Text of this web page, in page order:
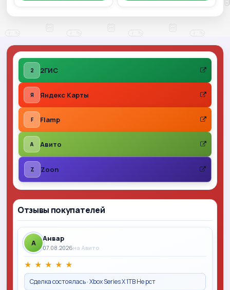
Отзывы покупателей
A Анвар
07.08.2026на Авито
★ ★ ★ ★ ★
Сделка состоялась · Xbox Series X 1TB Не рст
2 2ГИС
Я Яндекс Карты
F Flamp
A Авито
Z Zoon